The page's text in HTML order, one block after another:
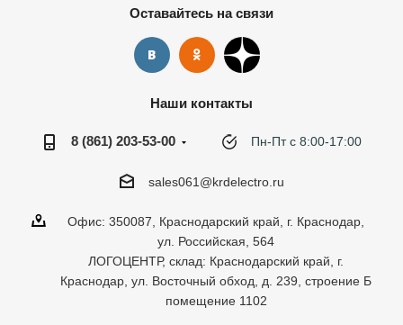
Оставайтесь на связи
Наши контакты
8 (861) 203-53-00 Пн-Пт с 8:00-17:00
sales061@krdelectro.ru
Офис: 350087, Краснодарский край, г. Краснодар,
ул. Российская, 564
ЛОГОЦЕНТР, склад: Краснодарский край, г.
Краснодар, ул. Восточный обход, д. 239, строение Б
помещение 1102